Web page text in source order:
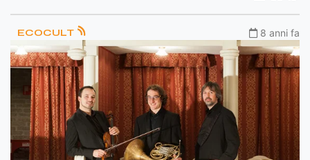
ECOCULT 8 anni fa